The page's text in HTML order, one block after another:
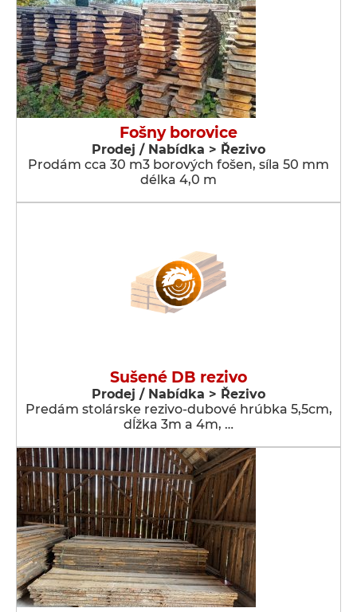
Fošny borovice
Prodej / Nabídka > Řezivo
Prodám cca 30 m3 borových fošen, síla 50 mm
délka 4,0 m
Sušené DB rezivo
Prodej / Nabídka > Řezivo
Predám stolárske rezivo-dubové hrúbka 5,5cm,
dĺžka 3m a 4m, …